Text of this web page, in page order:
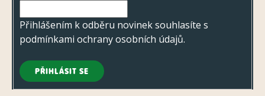
Přihlášením k odběru novinek souhlasíte s
podmínkami ochrany osobních údajů.
PŘIHLÁSIT SE